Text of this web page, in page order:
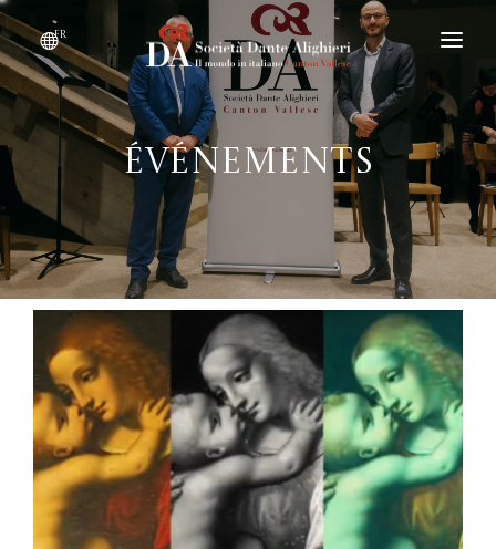
fr
DEVENIR MEMBRE
QUI SOMMES-NOUS ?
CONVENTIONS
Événements